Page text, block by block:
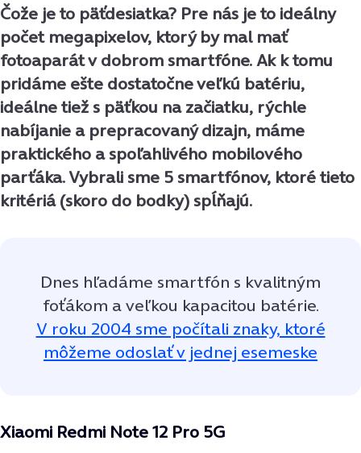
Čože je to päťdesiatka? Pre nás je to ideálny
počet megapixelov, ktorý by mal mať
fotoaparát v dobrom smartfóne. Ak k tomu
pridáme ešte dostatočne veľkú batériu,
ideálne tiež s päťkou na začiatku, rýchle
nabíjanie a prepracovaný dizajn, máme
praktického a spoľahlivého mobilového
parťáka. Vybrali sme 5 smartfónov, ktoré tieto
kritériá (skoro do bodky) spĺňajú.
Dnes hľadáme smartfón s kvalitným
foťákom a veľkou kapacitou batérie.
V roku 2004 sme počítali znaky, ktoré
môžeme odoslať v jednej esemeske
Xiaomi Redmi Note 12 Pro 5G